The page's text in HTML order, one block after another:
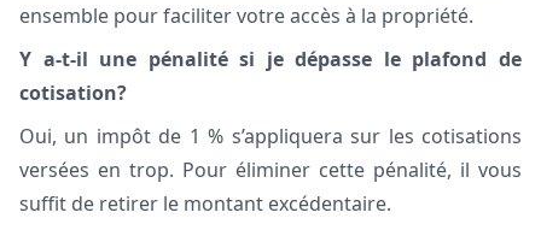
ensemble pour faciliter votre accès à la propriété.
Y a-t-il une pénalité si je dépasse le plafond de
cotisation?
Oui, un impôt de 1 % s’appliquera sur les cotisations
versées en trop. Pour éliminer cette pénalité, il vous
suffit de retirer le montant excédentaire.